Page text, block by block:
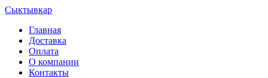
Сыктывкар
Главная
Доставка
Оплата
О компании
Контакты